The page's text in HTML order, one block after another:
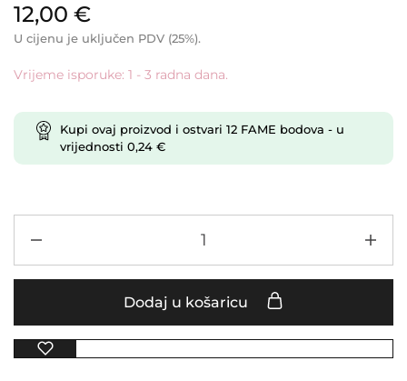
12,00 €
U cijenu je uključen PDV (25%).
Vrijeme isporuke: 1 - 3 radna dana.
Kupi ovaj proizvod i ostvari 12 FAME bodova - u
vrijednosti 0,24 €
Dodaj u košaricu